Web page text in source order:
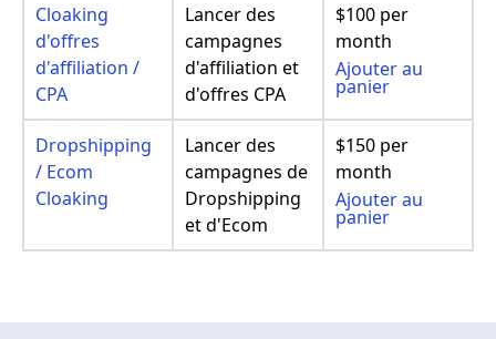
Cloaking
d'offres
d'affiliation /
CPA
Lancer des
campagnes
d'affiliation et
d'offres CPA
$100 per
month
Ajouter au
panier
Dropshipping
/ Ecom
Cloaking
Lancer des
campagnes de
Dropshipping
et d'Ecom
$150 per
month
Ajouter au
panier